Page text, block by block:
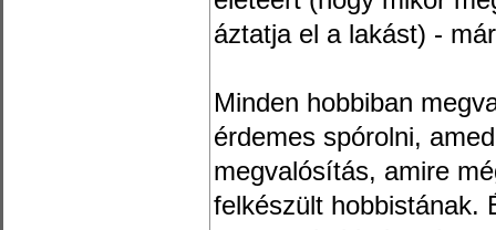
áztatja el a lakást) -
Minden hobbiban
érdemes spórolni,
megvalósítás, amire
felkészült hobbistának.